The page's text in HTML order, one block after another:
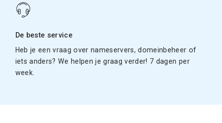
De beste service
Heb je een vraag over nameservers, domeinbeheer of
iets anders? We helpen je graag verder! 7 dagen per
week.